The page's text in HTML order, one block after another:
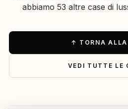
abbiamo 53 altre case di
↑ TORNA ALLA
VEDI TUTTE LE